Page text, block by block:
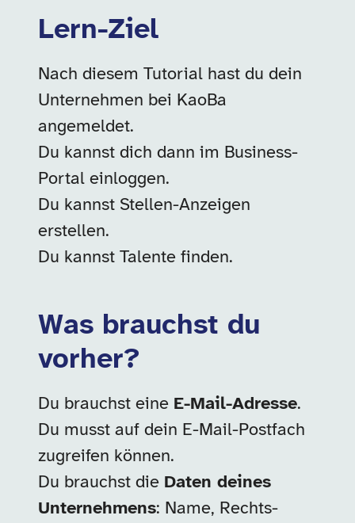
Lern-Ziel
Nach diesem Tutorial hast du dein
Unternehmen bei KaoBa
angemeldet.
Du kannst dich dann im Business-
Portal einloggen.
Du kannst Stellen-Anzeigen
erstellen.
Du kannst Talente finden.
Was brauchst du
vorher?
Du brauchst eine E-Mail-Adresse.
Du musst auf dein E-Mail-Postfach
zugreifen können.
Du brauchst die Daten deines
Unternehmens: Name, Rechts-